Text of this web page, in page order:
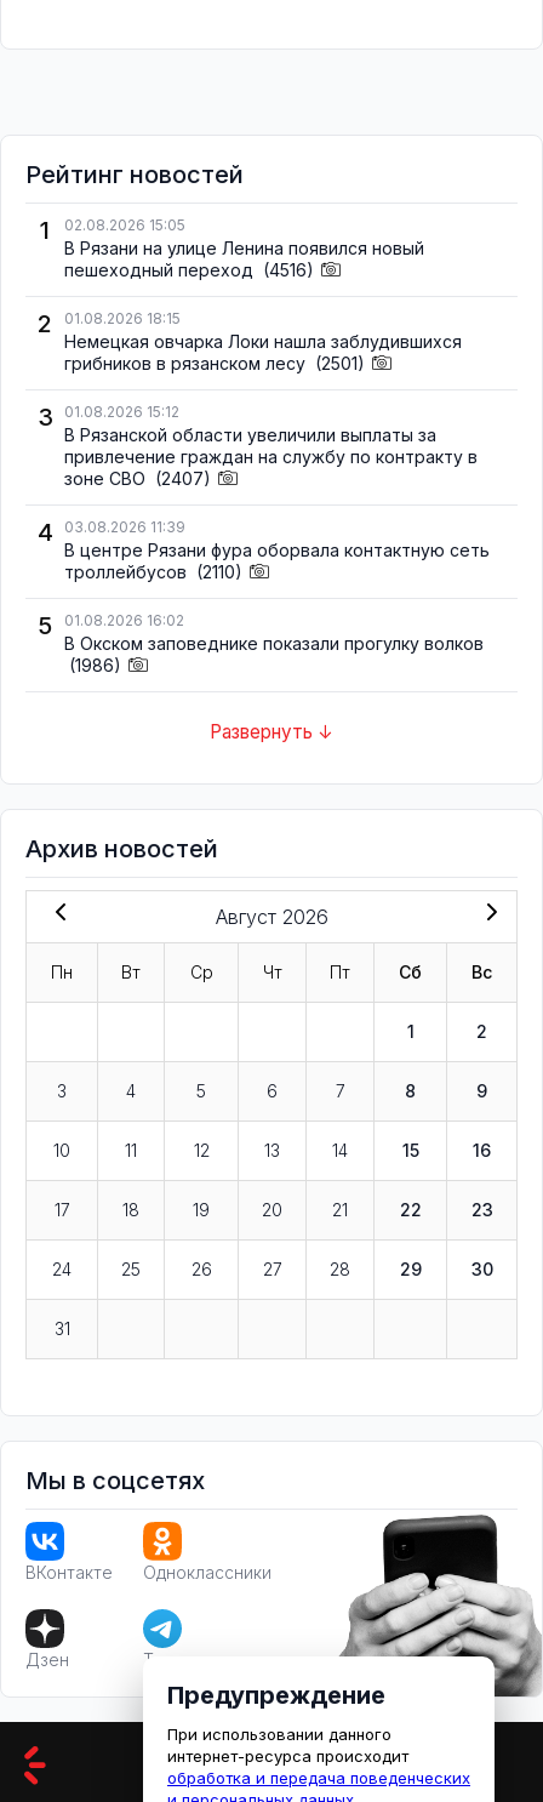
Рейтинг новостей
1
02.08.2026 15:05
В Рязани на улице Ленина появился новый
пешеходный переход (4516)
2 01.08.2026 18:15
Немецкая овчарка Локи нашла заблудившихся
грибников в рязанском лесу (2501)
3 01.08.2026 15:12
В Рязанской области увеличили выплаты за
привлечение граждан на службу по контракту в
зоне СВО (2407)
4 03.08.2026 11:39
В центре Рязани фура оборвала контактную сеть
троллейбусов (2110)
5 01.08.2026 16:02
В Окском заповеднике показали прогулку волков
(1986)
Развернуть ↓
Архив новостей
Август 2026
Пн Вт Ср Чт Пт Сб Вс
1 2
3 4 5 6 7 8 9
10 11 12 13 14 15 16
17 18 19 20 21 22 23
24 25 26 27 28 29 30
31
Мы в соцсетях
ВКонтакте Одноклассники
Дзен Телеграм
Предупреждение
При использовании данного
интернет-ресурса происходит
обработка и передача поведенческих